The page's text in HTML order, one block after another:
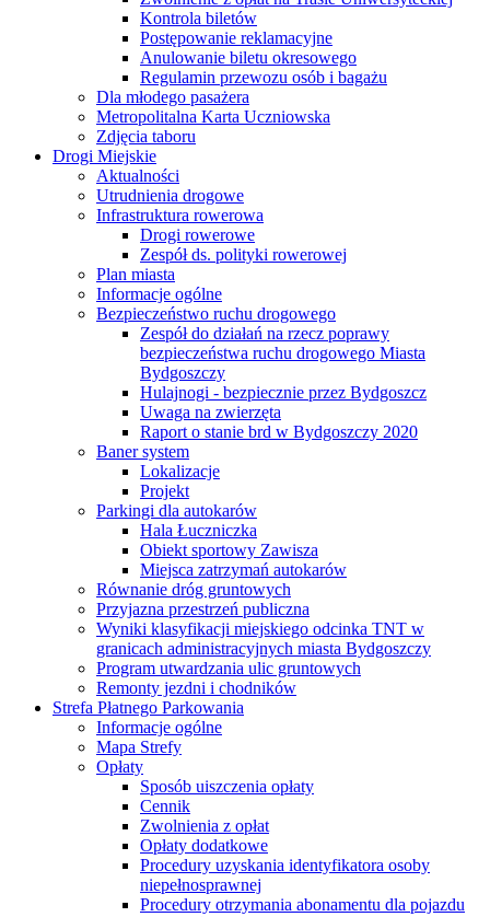
Kontrola biletów
Postępowanie reklamacyjne
Anulowanie biletu okresowego
Regulamin przewozu osób i bagażu
Dla młodego pasażera
Metropolitalna Karta Uczniowska
Zdjęcia taboru
Drogi Miejskie
Aktualności
Utrudnienia drogowe
Infrastruktura rowerowa
Drogi rowerowe
Zespół ds. polityki rowerowej
Plan miasta
Informacje ogólne
Bezpieczeństwo ruchu drogowego
Zespół do działań na rzecz poprawy
bezpieczeństwa ruchu drogowego Miasta
Bydgoszczy
Hulajnogi - bezpiecznie przez Bydgoszcz
Uwaga na zwierzęta
Raport o stanie brd w Bydgoszczy 2020
Baner system
Lokalizacje
Projekt
Parkingi dla autokarów
Hala Łuczniczka
Obiekt sportowy Zawisza
Miejsca zatrzymań autokarów
Równanie dróg gruntowych
Przyjazna przestrzeń publiczna
Wyniki klasyfikacji miejskiego odcinka TNT w
granicach administracyjnych miasta Bydgoszczy
Program utwardzania ulic gruntowych
Remonty jezdni i chodników
Strefa Płatnego Parkowania
Informacje ogólne
Mapa Strefy
Opłaty
Sposób uiszczenia opłaty
Cennik
Zwolnienia z opłat
Opłaty dodatkowe
Procedury uzyskania identyfikatora osoby
niepełnosprawnej
Procedury otrzymania abonamentu dla pojazdu